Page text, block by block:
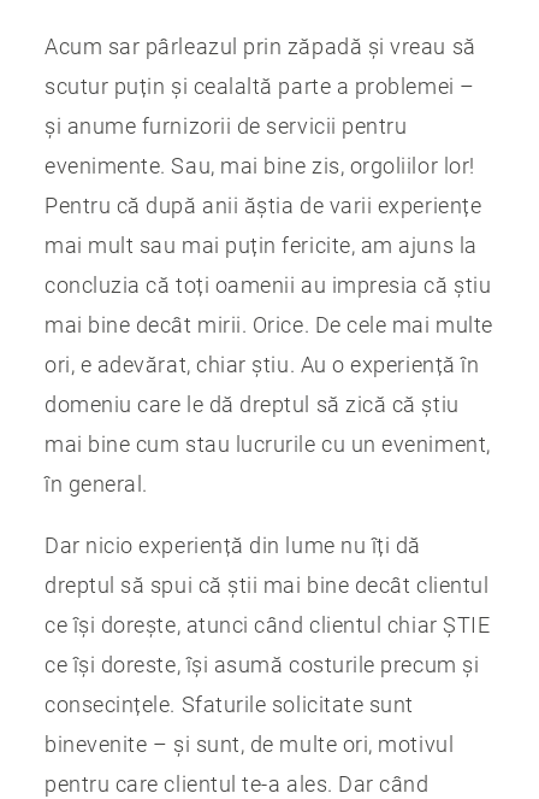
Acum sar pârleazul prin zăpadă și vreau să
scutur puțin și cealaltă parte a problemei –
și anume furnizorii de servicii pentru
evenimente. Sau, mai bine zis, orgoliilor lor!
Pentru că după anii ăștia de varii experiențe
mai mult sau mai puțin fericite, am ajuns la
concluzia că toți oamenii au impresia că știu
mai bine decât mirii. Orice. De cele mai multe
ori, e adevărat, chiar știu. Au o experiență în
domeniu care le dă dreptul să zică că știu
mai bine cum stau lucrurile cu un eveniment,
în general.
Dar nicio experiență din lume nu îți dă
dreptul să spui că știi mai bine decât clientul
ce își dorește, atunci când clientul chiar ȘTIE
ce își doreste, își asumă costurile precum și
consecințele. Sfaturile solicitate sunt
binevenite – și sunt, de multe ori, motivul
pentru care clientul te-a ales. Dar când